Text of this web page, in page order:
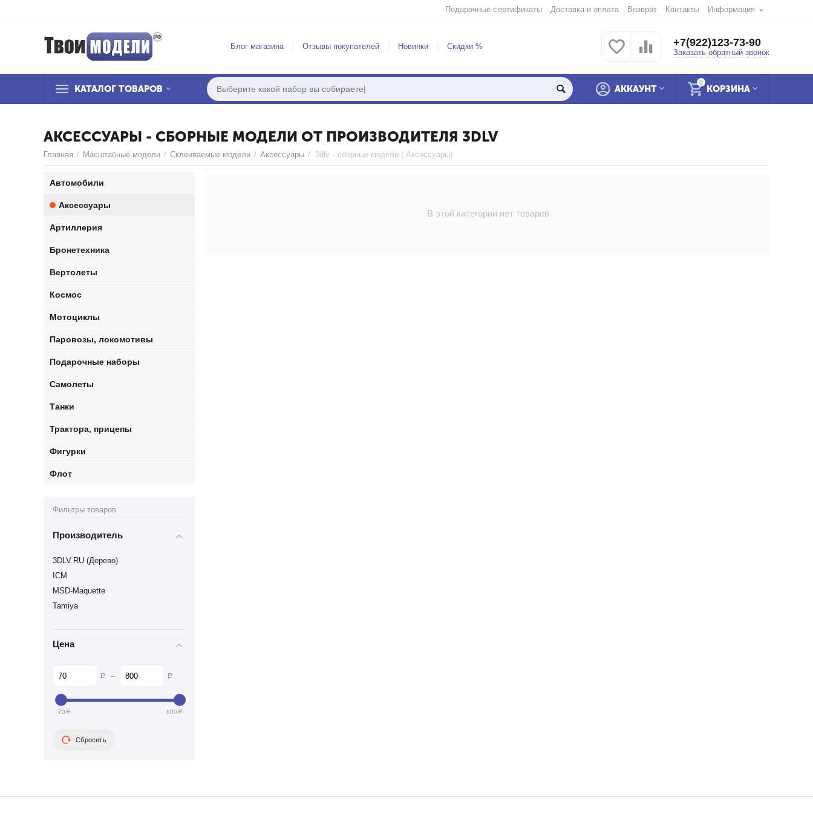
Подарочные сертификаты Доставка и оплата Возврат Контакты Информация
Блог магазина Отзывы покупателей Новинки Скидки % +7(922)123-73-90
Заказать обратный звонок
КАТАЛОГ ТОВАРОВ
0
КОРЗИНА
АККАУНТ
АКСЕССУАРЫ - СБОРНЫЕ МОДЕЛИ ОТ ПРОИЗВОДИТЕЛЯ 3DLV
Главная / Масштабные модели / Склеиваемые модели / Аксессуары / 3dlv - сборные модели ( Аксессуары)
В этой категории нет товаров
Автомобили
Аксессуары
Артиллерия
Бронетехника
Вертолеты
Космос
Мотоциклы
Паровозы, локомотивы
Подарочные наборы
Самолеты
Танки
Трактора, прицепы
Фигурки
Флот
Фильтры товаров
Производитель
3DLV.RU (Дерево)
ICM
MSD-Maquette
Tamiya
Цена
Р – Р
70 Р 800 Р
Сбросить